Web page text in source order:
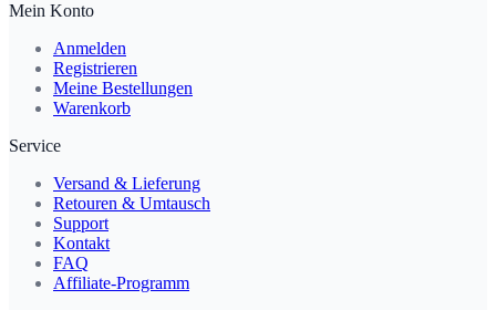
Mein Konto
Anmelden
Registrieren
Meine Bestellungen
Warenkorb
Service
Versand & Lieferung
Retouren & Umtausch
Support
Kontakt
FAQ
Affiliate-Programm